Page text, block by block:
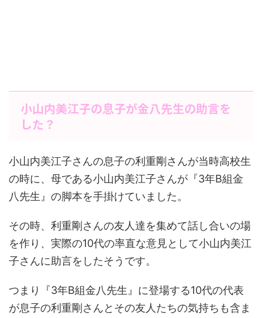
小山内美江子の息子が金八先生の助言を
した？
小山内美江子さんの息子の利重剛さんが当時高校生
の時に、母である小山内美江子さんが『3年B組金
八先生』の脚本を手掛けていました。
その時、利重剛さんの友人達を集めて話し合いの場
を作り、実際の10代の率直な意見として小山内美江
子さんに助言をしたそうです。
つまり『3年B組金八先生』に登場する10代の代表
が息子の利重剛さんとその友人たちの気持ちも含ま